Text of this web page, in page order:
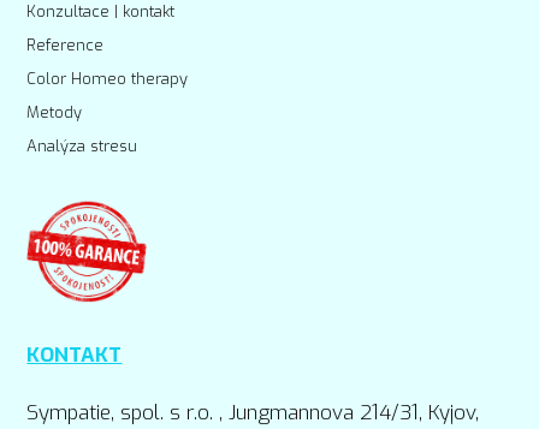
Konzultace | kontakt
Reference
Color Homeo therapy
Metody
Analýza stresu
KONTAKT
Sympatie, spol. s r.o. , Jungmannova 214/31, Kyjov,